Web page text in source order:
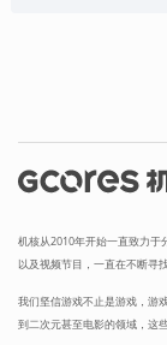
机核从2010年开始一直致力于
以及视频节目，一直在不断寻
我们坚信游戏不止是游戏，游
到二次元甚至电影的领域，这